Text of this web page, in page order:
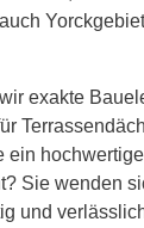
exakte
ein
Sie wenden
und